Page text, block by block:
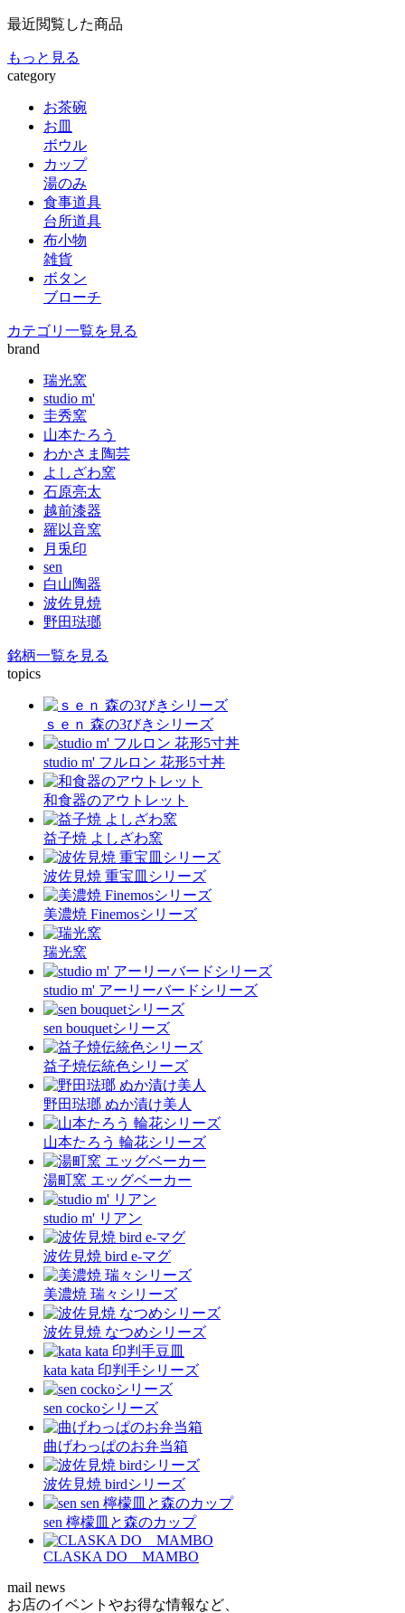
最近閲覧した商品
もっと見る
category
お茶碗
お皿
ボウル
カップ
湯のみ
食事道具
台所道具
布小物
雑貨
ボタン
ブローチ
カテゴリ一覧を見る
brand
瑞光窯
studio m'
圭秀窯
山本たろう
わかさま陶芸
よしざわ窯
石原亮太
越前漆器
羅以音窯
月兎印
sen
白山陶器
波佐見焼
野田琺瑯
銘柄一覧を見る
topics
ｓｅｎ 森の3びきシリーズ
studio m' フルロン 花形5寸丼
和食器のアウトレット
益子焼 よしざわ窯
波佐見焼 重宝皿シリーズ
美濃焼 Finemosシリーズ
瑞光窯
studio m' アーリーバードシリーズ
sen bouquetシリーズ
益子焼伝統色シリーズ
野田琺瑯 ぬか漬け美人
山本たろう 輪花シリーズ
湯町窯 エッグベーカー
studio m' リアン
波佐見焼 bird e-マグ
美濃焼 瑞々シリーズ
波佐見焼 なつめシリーズ
kata kata 印判手シリーズ
sen cockoシリーズ
曲げわっぱのお弁当箱
波佐見焼 birdシリーズ
sen 檸檬皿と森のカップ
CLASKA DO MAMBO
mail news
お店のイベントやお得な情報など、